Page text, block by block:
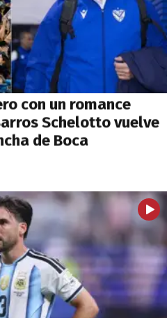
con un romance
Schelotto vuelve
de Boca